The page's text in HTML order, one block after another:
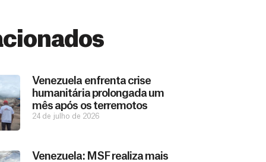
Venezuela enfrenta crise
humanitária prolongada um
mês após os terremotos
24 de julho de 2026
Venezuela: MSF realiza mais